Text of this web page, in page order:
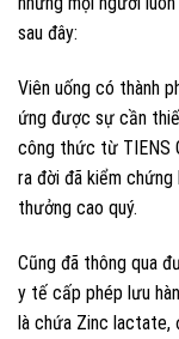
sau đây:
Viên uống có thành
ứng được sự cần
công thức từ TIENS
ra đời đã kiểm
thưởng cao quý.
Cũng đã thông qua
y tế cấp phép lưu
là chứa Zinc lactate,